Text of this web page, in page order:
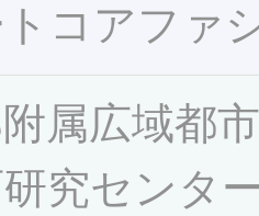
コアファ
属広域都
究センタ